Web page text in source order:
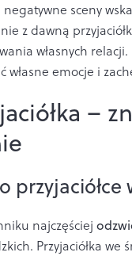
sceny
z dawną
własnych
emocje i
–
przyjaciółce
najczęściej
Przyjaciółka